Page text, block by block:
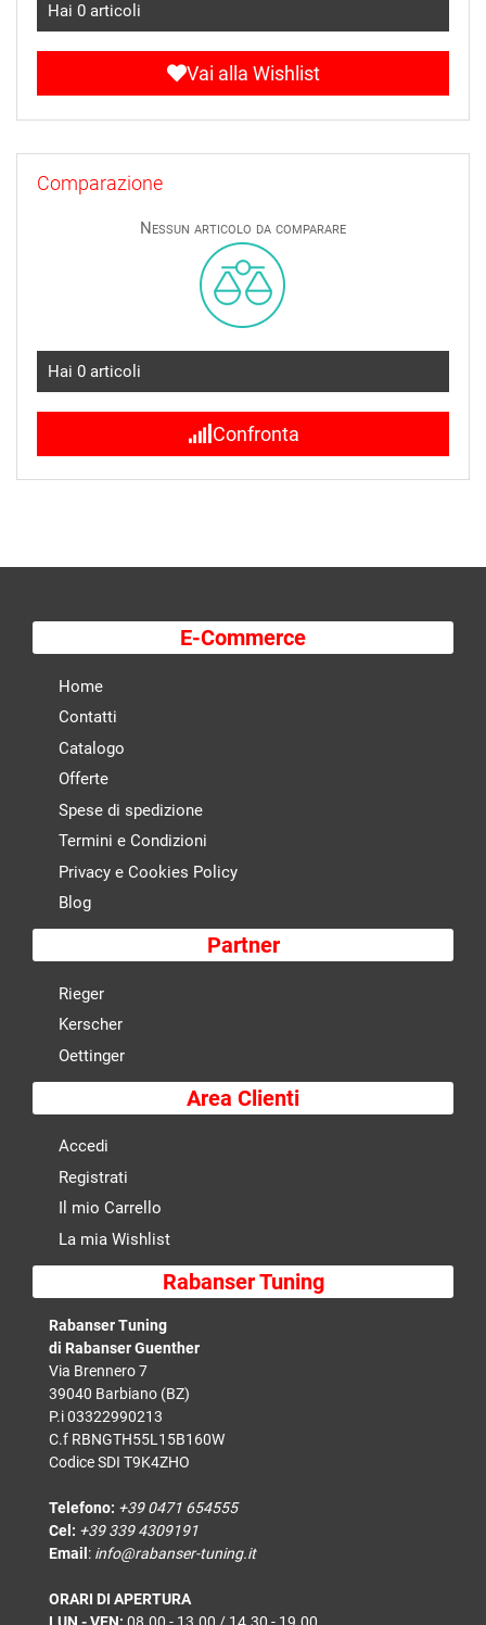
Hai 0 articoli
Vai alla Wishlist
Comparazione
Nessun articolo da comparare
Hai 0 articoli
Confronta
E-Commerce
Home
Contatti
Catalogo
Offerte
Spese di spedizione
Termini e Condizioni
Privacy e Cookies Policy
Blog
Partner
Rieger
Kerscher
Oettinger
Area Clienti
Accedi
Registrati
Il mio Carrello
La mia Wishlist
Rabanser Tuning
Rabanser Tuning
di Rabanser Guenther
Via Brennero 7
39040 Barbiano (BZ)
P.i 03322990213
C.f RBNGTH55L15B160W
Codice SDI T9K4ZHO
Telefono: +39 0471 654555
Cel: +39 339 4309191
Email : info@rabanser-tuning.it
ORARI DI APERTURA